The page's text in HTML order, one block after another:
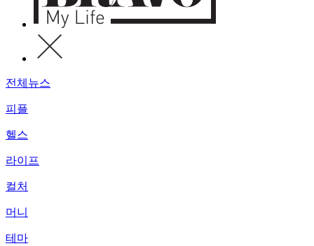
전체뉴스
피플
헬스
라이프
컬처
머니
테마